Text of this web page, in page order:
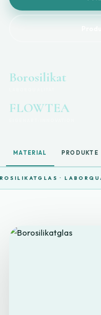
Borosilikat
FLOWTEA
MATERIAL PRODUKTE
·